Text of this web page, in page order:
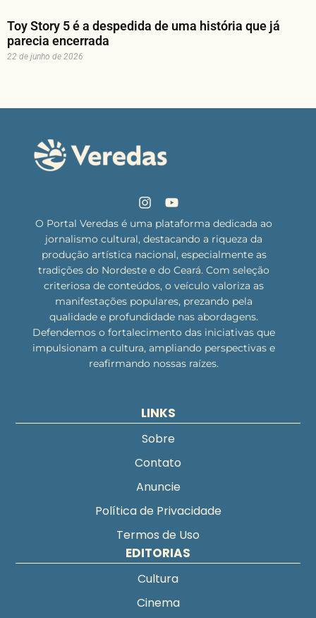
Toy Story 5 é a despedida de uma história que já
parecia encerrada
22 de junho de 2026
O Portal Veredas é uma plataforma dedicada ao
jornalismo cultural, destacando a riqueza da
produção artística nacional, especialmente as
tradições do Nordeste e do Ceará. Com seleção
criteriosa de conteúdos, o veículo valoriza as
manifestações populares, prezando pela
qualidade e profundidade nas abordagens.
Defendemos o fortalecimento das iniciativas que
impulsionam a cultura, ampliando perspectivas e
reafirmando nossas raízes.
LINKS
Sobre
Contato
Anuncie
Política de Privacidade
Termos de Uso
EDITORIAS
Cultura
Cinema